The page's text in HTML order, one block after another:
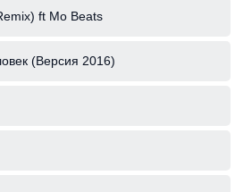
ft Mo Beats
(Версия 2016)